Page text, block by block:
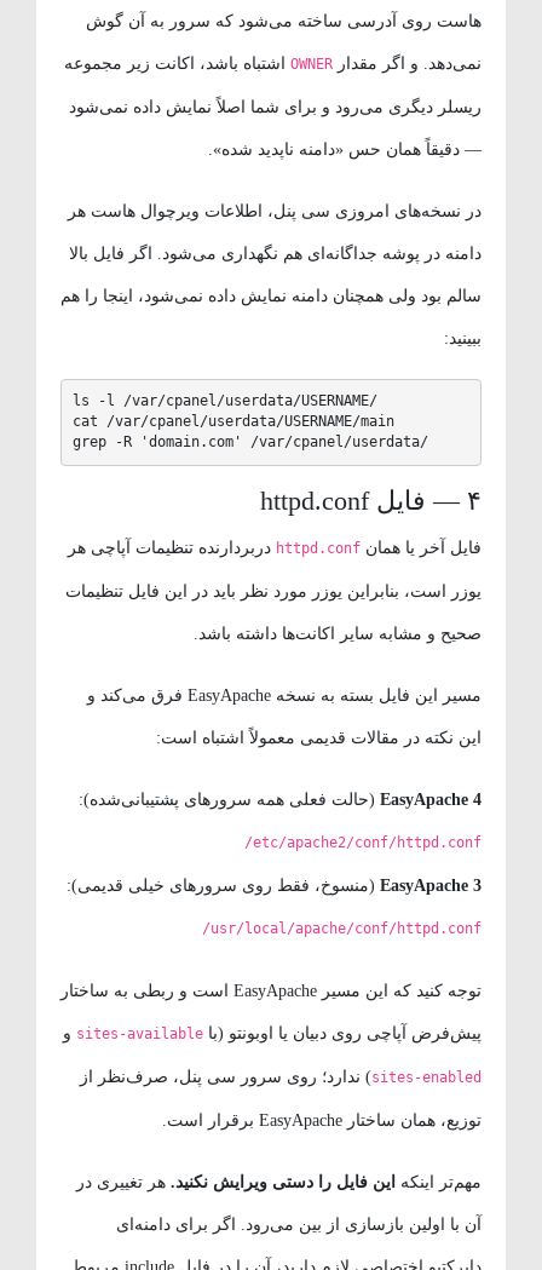
هاست روی آدرسی ساخته می‌شود که سرور به آن گوش
نمی‌دهد. و اگر مقدارOWNERاشتباه باشد، اکانت زیر مجموعه
ریسلر دیگری می‌رود و برای شما اصلاً نمایش داده نمی‌شود
— دقیقاً همان حس «دامنه ناپدید شده».
در نسخه‌های امروزی سی پنل، اطلاعات ویرچوال هاست هر
دامنه در پوشه جداگانه‌ای هم نگهداری می‌شود. اگر فایل بالا
سالم بود ولی همچنان دامنه نمایش داده نمی‌شود، اینجا را هم
ببینید:
ls -l /var/cpanel/userdata/USERNAME/
cat /var/cpanel/userdata/USERNAME/main
grep -R 'domain.com' /var/cpanel/userdata/
فایل آخر یا همانhttpd.confدربردارنده تنظیمات آپاچی هر
یوزر است، بنابراین یوزر مورد نظر باید در این فایل تنظیمات
صحیح و مشابه سایر اکانت‌ها داشته باشد.
مسیر این فایل بسته به نسخه EasyApache فرق می‌کند و
این نکته در مقالات قدیمی معمولاً اشتباه است:
EasyApache 4(حالت فعلی همه سرورهای پشتیبانی‌شده):
/etc/apache2/conf/httpd.conf
EasyApache 3(منسوخ، فقط روی سرورهای خیلی قدیمی):
/usr/local/apache/conf/httpd.conf
توجه کنید که این مسیر EasyApache است و ربطی به ساختار
پیش‌فرض آپاچی روی دبیان یا اوبونتو (با sites-availableو
sites-enabled) ندارد؛ روی سرور سی پنل، صرف‌نظر از
توزیع، همان ساختار EasyApache برقرار است.
مهم‌تر اینکهاین فایل را دستی ویرایش نکنید.هر تغییری در
آن با اولین بازسازی از بین می‌رود. اگر برای دامنه‌ای